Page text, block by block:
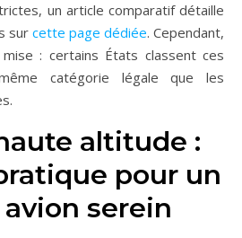
un article comparatif détaille
sur cette page dédiée. Cependant,
: certains États classent ces
catégorie légale que les
altitude :
pour un
serein